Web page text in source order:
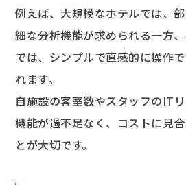
例えば、大規模なホテルでは、
細な分析機能が求められる一方
では、シンプルで直感的に操作
れます。
自施設の客室数やスタッフのITリ
機能が過不足なく、コストに見
とが大切です。